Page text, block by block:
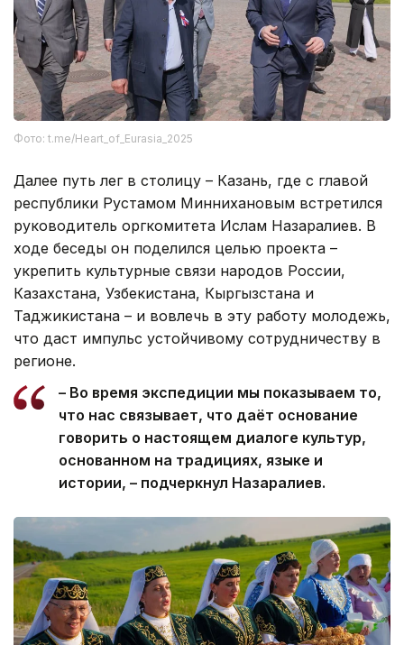
Фото: t.me/Heart_of_Eurasia_2025
Далее путь лег в столицу – Казань, где с главой
республики Рустамом Миннихановым встретился
руководитель оргкомитета Ислам Назаралиев. В
ходе беседы он поделился целью проекта –
укрепить культурные связи народов России,
Казахстана, Узбекистана, Кыргызстана и
Таджикистана – и вовлечь в эту работу молодежь,
что даст импульс устойчивому сотрудничеству в
регионе.
– Во время экспедиции мы показываем то,
что нас связывает, что даёт основание
говорить о настоящем диалоге культур,
основанном на традициях, языке и
истории, – подчеркнул Назаралиев.